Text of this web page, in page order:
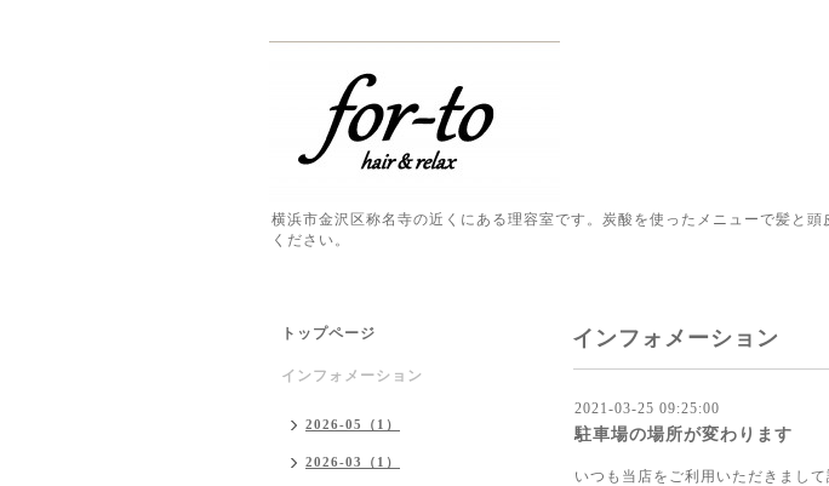
横浜市金沢区称名寺の近くにある理容室です。炭酸を使ったメニューで髪と
ください。
インフォメーション
2021-03-25 09:25:00
駐車場の場所が変わります
いつも当店をご利用いただきまし
トップページ
インフォメーション
2026-05（1）
2026-03（1）